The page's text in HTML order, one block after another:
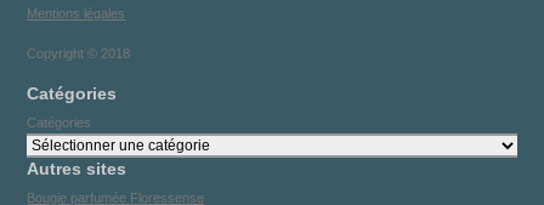
Mentions légales
Copyright © 2018
Catégories
Catégories
Autres sites
Bougie parfumée Floressense